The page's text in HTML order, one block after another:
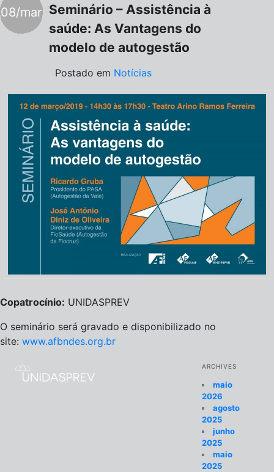
08/mar Seminário – Assistência à
saúde: As Vantagens do
modelo de autogestão
Postado em Notícias
Copatrocínio: UNIDASPREV
O seminário será gravado e disponibilizado no
site: www.afbndes.org.br
ARCHIVES
maio
2026
agosto
2025
junho
2025
maio
2025